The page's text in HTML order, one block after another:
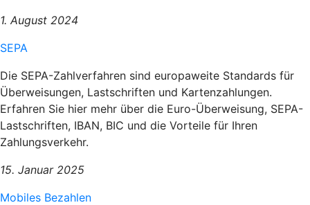
1. August 2024
SEPA
Die SEPA-Zahlverfahren sind europaweite Standards für
Überweisungen, Lastschriften und Kartenzahlungen.
Erfahren Sie hier mehr über die Euro-Überweisung, SEPA-
Lastschriften, IBAN, BIC und die Vorteile für Ihren
Zahlungsverkehr.
15. Januar 2025
Mobiles Bezahlen